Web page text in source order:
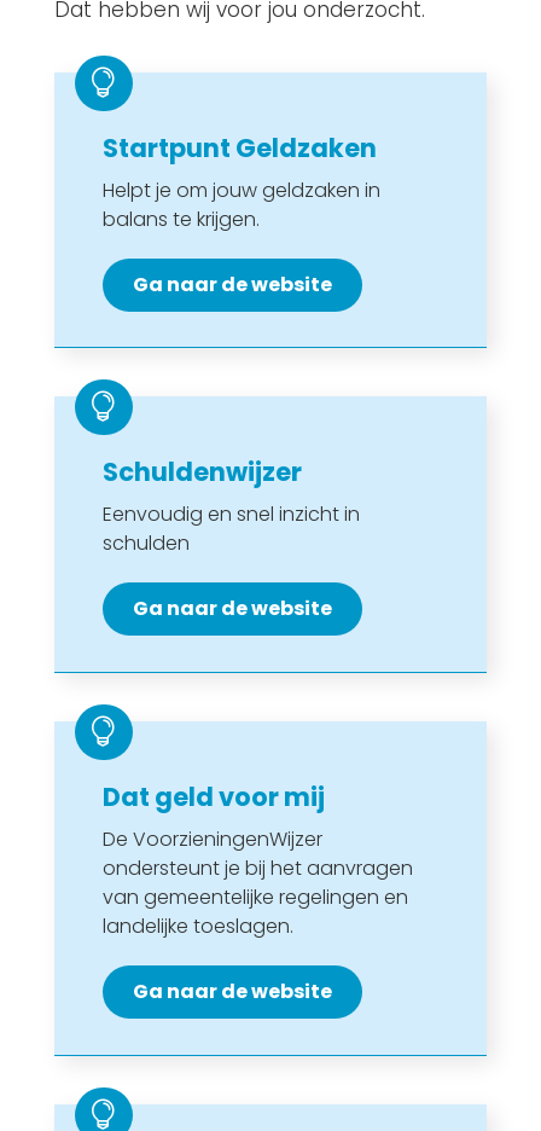
Dat hebben wij voor jou onderzocht.

Startpunt Geldzaken
Helpt je om jouw geldzaken in
balans te krijgen.
Ga naar de website

Schuldenwijzer
Eenvoudig en snel inzicht in
schulden
Ga naar de website

Dat geld voor mij
De VoorzieningenWijzer
ondersteunt je bij het aanvragen
van gemeentelijke regelingen en
landelijke toeslagen.
Ga naar de website
